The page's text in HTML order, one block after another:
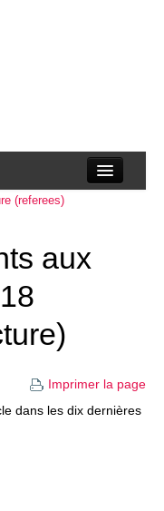
(referees)
aux
Imprimer la page
dans les dix dernières